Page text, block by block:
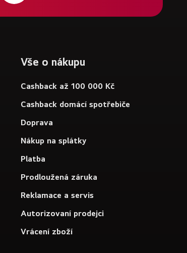
Vše o nákupu
Cashback až 100 000 Kč
Cashback domácí spotřebiče
Doprava
Nákup na splátky
Platba
Prodloužená záruka
Reklamace a servis
Autorizovaní prodejci
Vrácení zboží